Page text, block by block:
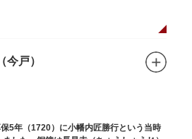
今戸）
5年（1720）に小幡内匠勝行という当時